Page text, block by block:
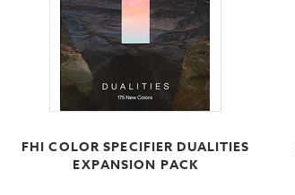
FHI COLOR SPECIFIER DUALITIES
EXPANSION PACK